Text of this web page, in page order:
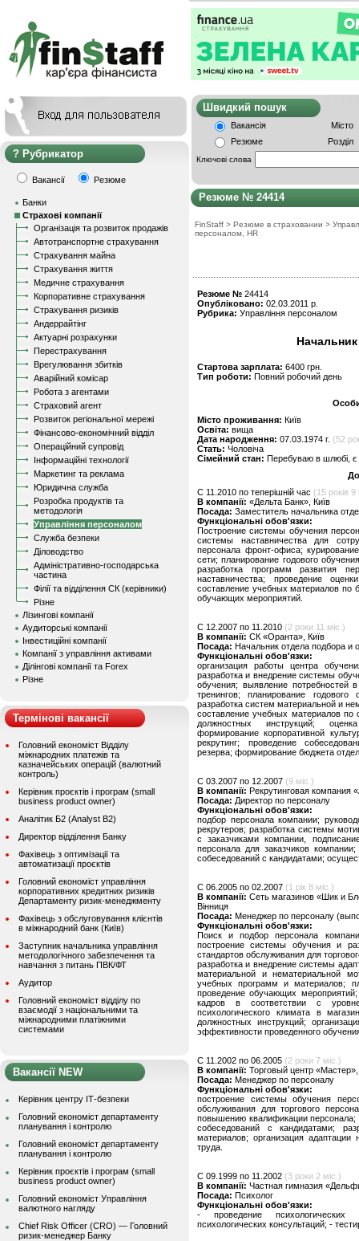
Рубрикатор
Вакансії Резюме
Банки
Страхові компанії
Організація та розвиток продажів
Автотранспортне страхування
Страхування майна
Страхування життя
Медичне страхування
Корпоративне страхування
Страхування ризиків
Андеррайтінг
Актуарні розрахунки
Перестрахування
Врегулювання збитків
Аварійний комісар
Робота з агентами
Страховий агент
Розвиток регіональної мережі
Фінансово-економічний відділ
Операційний супровід
Інформаційні технології
Маркетинг та реклама
Юридична служба
Розробка продуктів та
методологія
Управління персоналом
Служба безпеки
Діловодство
Адміністративно-господарська
частина
Філії та відділення СК (керівники)
Різне
Лізингові компанії
Аудиторські компанії
Інвестиційні компанії
Компанії з управління активами
Ділінгові компанії та Forex
Різне
Термінові вакансії
Головний економіст Відділу
міжнародних платежів та
казначейських операцій (валютний
контроль)
Керівник проєктів і програм (small
business product owner)
Аналітик Б2 (Analyst B2)
Директор відділення Банку
Фахівець з оптимізації та
автоматизації проєктів
Головний економіст управління
корпоративних кредитних ризиків
Департаменту ризик-менеджменту
Фахівець з обслуговування клієнтів
в міжнародний банк (Київ)
Заступник начальника управління
методологічного забезпечення та
навчання з питань ПВК/ФТ
Аудитор
Головний економіст відділу по
взаємодії з національними та
міжнародними платіжними
системами
Вакансії NEW
Керівник центру ІТ-безпеки
Головний економіст департаменту
планування і контролю
Головний економіст департаменту
планування і контролю
Керівник проєктів і програм (small
business product owner)
Головний економіст Управління
валютного нагляду
Chief Risk Officer (CRO) — Головний
ризик-менеджер Банку
Швидкий
Вакансія
Місто
Резюме
Розділ
Ключові слова
Резюме № 24414
FinStaff > Резюме в страховании >
персоналом, HR
Резюме № 24414
Опубліковано: 02.03.2011 р.
Рубрика: Управління персоналом
Стартова зарплата: 6400 грн.
Тип роботи: Повний робочий день
Місто проживання: Київ
Освіта: вища
Дата народження: 07.03.1974 г. (52
Стать: Чоловіча
Сімейний стан: Перебуваю в шлюбі, є
C 11.2010 по теперішній час (15 років 9
В компанії: «Дельта Банк», Київ
Посада: Заместитель начальника
Функціональні обов'язки:
Построение системы обучения
системы наставничества для
персонала фронт-офиса;
сети; планирование годового
разработка программ развития
наставничества; проведение
составление учебных материалов по
обучающих мероприятий.
C 12.2007 по 11.2010 (2 роки 11 міс.)
В компанії: СК «Оранта», Київ
Посада: Начальник отдела подбора и
Функціональні обов'язки:
организация работы центра
разработка и внедрение системы
обучения; выявление потребностей
тренингов; планирование
разработка систем материальной и
составление учебных материалов по
должностных инструкций;
формирование корпоративной
рекрутинг; проведение
резерва; формирование бюджета
C 03.2007 по 12.2007 (9 міс.)
В компанії: Рекрутинговая компания
Посада: Директор по персоналу
Функціональні обов'язки:
подбор персонала компании;
рекрутеров; разработка системы
с заказчиками компании,
персонала для заказчиков
собеседований с кандидатами;
C 06.2005 по 02.2007 (1 рік 8 міс.)
В компанії: Сеть магазинов «Шик и
Вінниця
Посада: Менеджер по персоналу
Функціональні обов'язки:
Поиск и подбор персонала
построение системы обучения и
стандартов обслуживания для
разработка и внедрение системы
материальной и нематериальной
учебных программ и материалов;
проведение обучающих
кадров в соответствии с
психологического климата в
должностных инструкций;
эффективности проведенного
C 11.2002 по 06.2005 (2 роки 7 міс.)
В компанії: Торговый центр «Мастер»,
Посада: Менеджер по персоналу
Функціональні обов'язки:
построение системы обучения
обслуживания для торгового
повышению квалификации персонала;
собеседований с кандидатами;
материалов; организация
труда.
C 09.1999 по 11.2002 (3 роки 2 міс.)
В компанії: Частная гимназия
Посада: Психолог
Функціональні обов'язки:
- проведение психологических
психологических консультаций; -